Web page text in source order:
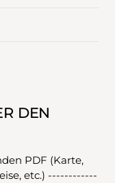
DEN
PDF (Karte,
etc.) ------------